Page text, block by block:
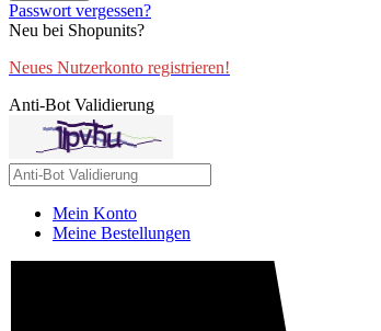
Passwort vergessen?
Neu bei Shopunits?
Neues Nutzerkonto registrieren!
Anti-Bot Validierung
Mein Konto
Meine Bestellungen